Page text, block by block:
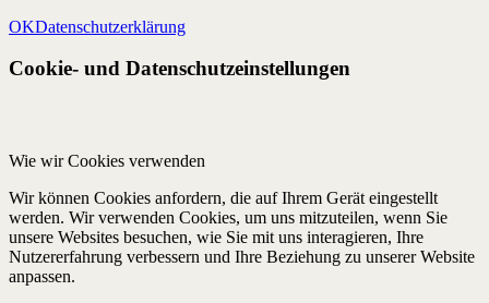
OKDatenschutzerklärung
Cookie- und Datenschutzeinstellungen
Wie wir Cookies verwenden
Wir können Cookies anfordern, die auf Ihrem Gerät eingestellt
werden. Wir verwenden Cookies, um uns mitzuteilen, wenn Sie
unsere Websites besuchen, wie Sie mit uns interagieren, Ihre
Nutzererfahrung verbessern und Ihre Beziehung zu unserer Website
anpassen.